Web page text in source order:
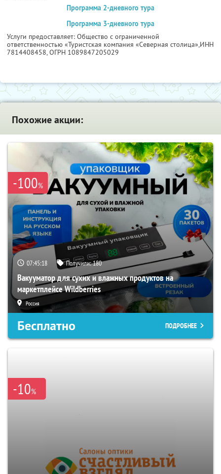
Программа 2-дневного тура
Программа 3-дневного тура
Услуги предоставляет: Общество с ограниченной
ответственностью «Туристская компания «Северная столица»,ИНН
7814408458, ОГРН 1089847205029
Похожие акции:
-100%
07:45:17 Получили:180
Вакууматор для сухих и влажных продуктов на
маркетплейсе Wildberries
Россия
Бесплатно ПОДРОБНЕЕ
-10%